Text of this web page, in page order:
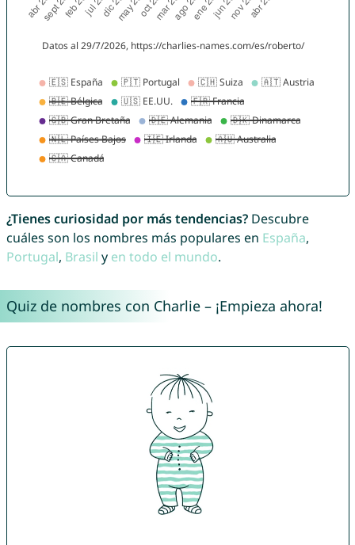
¿Tienes curiosidad por más tendencias?Descubre
cuáles son los nombres más populares en España,
Portugal, Brasil y en todo el mundo.
Quiz de nombres con Charlie – ¡Empieza ahora!